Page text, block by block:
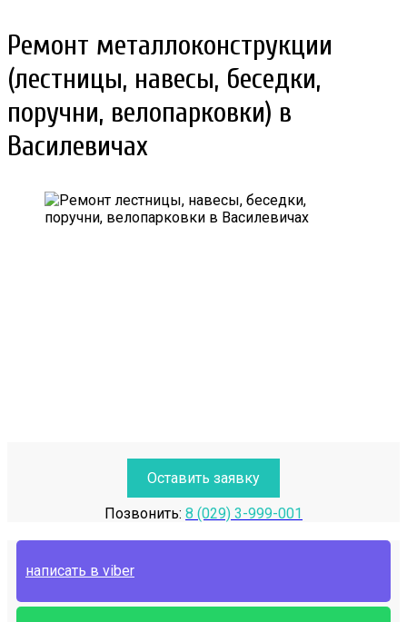
Ремонт металлоконструкции
(лестницы, навесы, беседки,
поручни, велопарковки) в
Василевичах
Оставить заявку
Позвонить: 8 (029) 3-999-001
написать в viber